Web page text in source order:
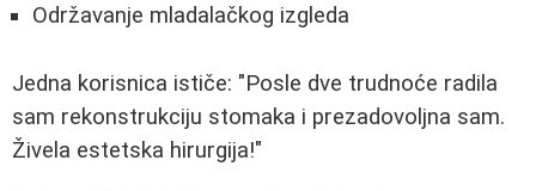
Održavanje mladalačkog izgleda
Jedna korisnica ističe: "Posle dve trudnoće radila
sam rekonstrukciju stomaka i prezadovoljna sam.
Živela estetska hirurgija!"